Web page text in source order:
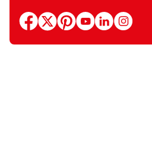
facebook
x pinterestyoutubelinkedininstagram